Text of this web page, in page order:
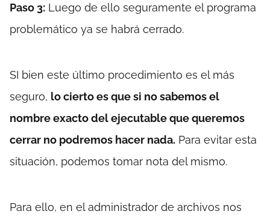
Paso 3: Luego de ello seguramente el programa
problemático ya se habrá cerrado.
SI bien este último procedimiento es el más
seguro, lo cierto es que si no sabemos el
nombre exacto del ejecutable que queremos
cerrar no podremos hacer nada. Para evitar esta
situación, podemos tomar nota del mismo.
Para ello, en el administrador de archivos nos